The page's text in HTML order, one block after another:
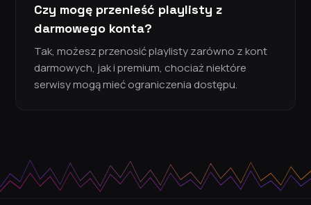
Czy mogę przenieść playlisty z
darmowego konta?
Tak, możesz przenosić playlisty zarówno z kont
darmowych, jak i premium, chociaż niektóre
serwisy mogą mieć ograniczenia dostępu.